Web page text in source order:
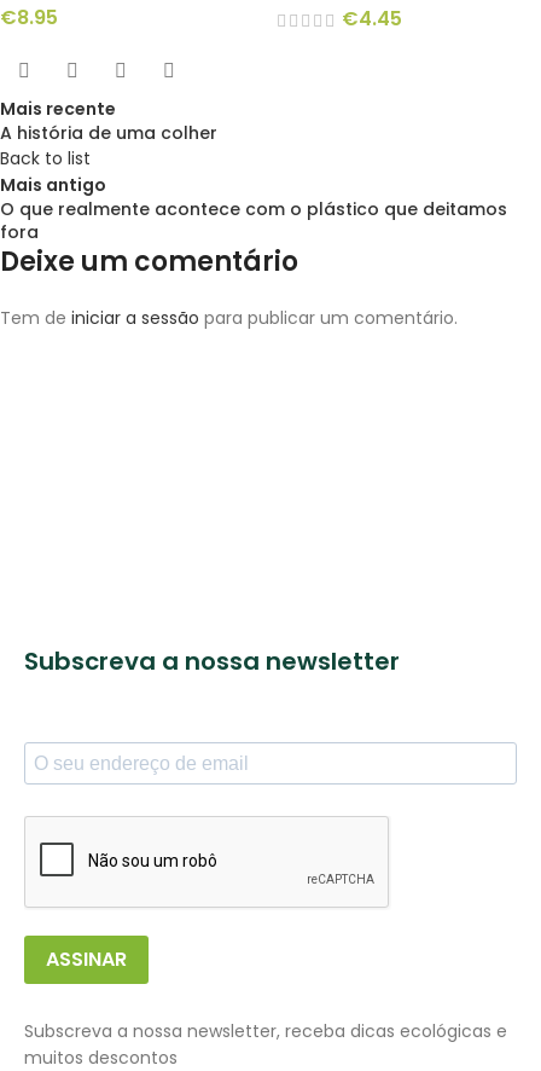
€8.95 €4.45
Mais recente
A história de uma colher
Back to list
Mais antigo
O que realmente acontece com o plástico que deitamos
fora
Deixe um comentário
Tem de iniciar a sessão para publicar um comentário.
Subscreva a nossa newsletter
ASSINAR
Subscreva a nossa newsletter, receba dicas ecológicas e
muitos descontos